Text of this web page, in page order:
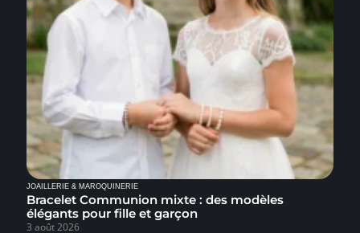
JOAILLERIE & MAROQUINERIE
Bracelet Communion mixte : des modèles
élégants pour fille et garçon
3 août 2026